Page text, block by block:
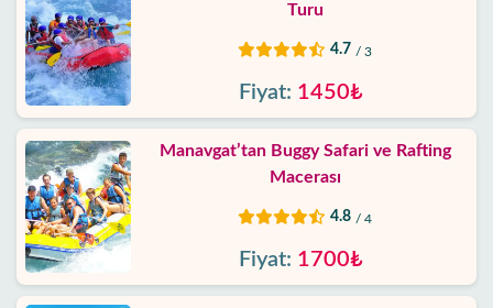
Turu
4.7 / 3
Fiyat: 1450₺
Manavgat’tan Buggy Safari ve Rafting
Macerası
4.8 / 4
Fiyat: 1700₺